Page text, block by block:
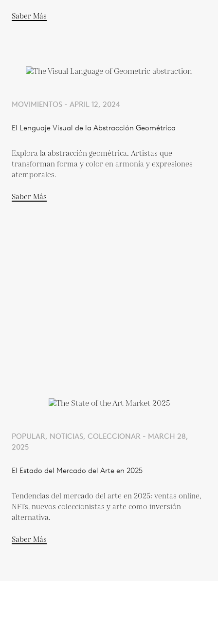
Saber Más
MOVIMIENTOS - APRIL 12, 2024
El Lenguaje Visual de la Abstracción Geométrica
Explora la abstracción geométrica. Artistas que
transforman forma y color en armonía y expresiones
atemporales.
Saber Más
POPULAR, NOTICIAS, COLECCIONAR - MARCH 28,
2025
El Estado del Mercado del Arte en 2025
Tendencias del mercado del arte en 2025: ventas online,
NFTs, nuevos coleccionistas y arte como inversión
alternativa.
Saber Más